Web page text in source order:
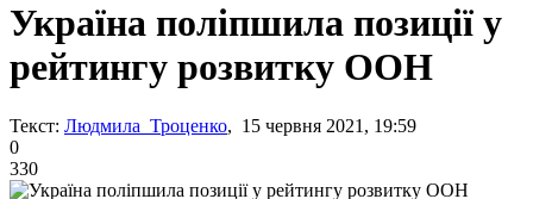
Україна поліпшила позиції у
рейтингу розвитку ООН
Текст: Людмила Троценко, 15 червня 2021, 19:59
0
330